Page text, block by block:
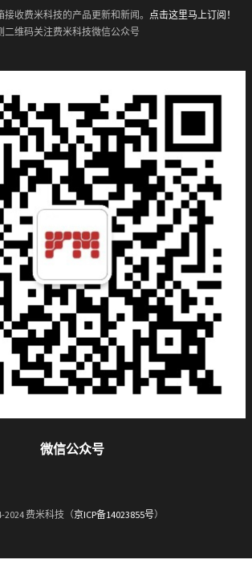
接收费米科技的产品更新和新闻。 点击这里马上订阅！
二维码关注费米科技微信公众号
微信公众号
2024 费米科技（京ICP备14023855号）